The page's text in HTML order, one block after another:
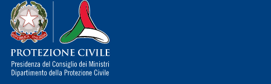
Dipartimento della Protezione Civile